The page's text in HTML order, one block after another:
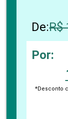
De:R$
Por:
*Desconto